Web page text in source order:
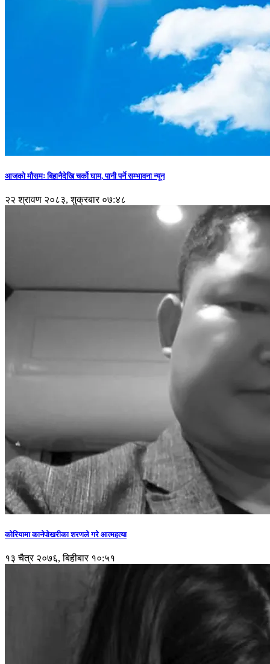
आजको मौसमः बिहानैदेखि चर्को घाम, पानी पर्ने सम्भावना न्यून
२२ श्रावण २०८३, शुक्रबार ०७:४८
कोरियामा कानेपोखरीका शरणले गरे आत्महत्या
१३ चैत्र २०७६, बिहीबार १०:५१